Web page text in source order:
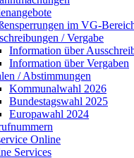
im VG-
/ Vergabe
Information über
Information über Vergaben
/ Abstimmungen
Kommunalwahl 2026
Bundestagswahl 2025
Europawahl 2024
Online
Services